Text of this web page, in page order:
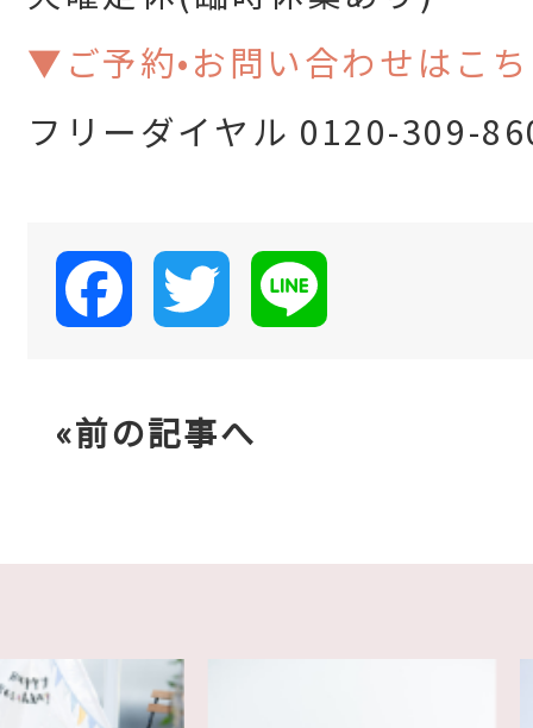
▼ご予約•お問い合わせはこ
フリーダイヤル 0120-309-
Facebook Twitter
«前の記事へ